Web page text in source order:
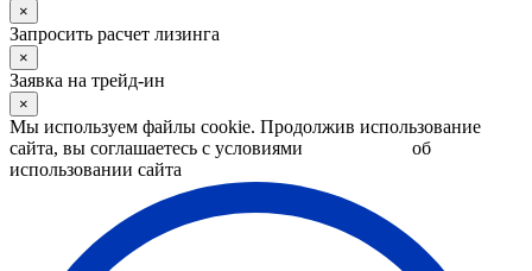
×
Запросить расчет лизинга
×
Заявка на трейд-ин
×
Мы используем файлы cookie. Продолжив использование
сайта, вы соглашаетесь с условиями
об
использовании сайта